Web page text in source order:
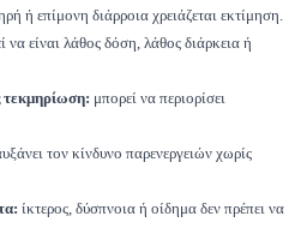
ή επίμονη διάρροια χρειάζεται εκτίμηση.
να είναι λάθος δόση, λάθος διάρκεια ή
μπορεί να περιορίσει
τον κίνδυνο παρενεργειών χωρίς
ίκτερος, δύσπνοια ή οίδημα δεν πρέπει να